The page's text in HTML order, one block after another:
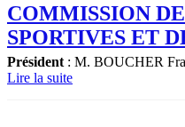
COMMISSION
SPORTIVES ET
Président : M. BOUCHER
Lire la suite